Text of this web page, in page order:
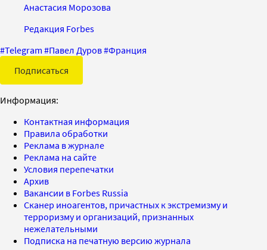
Анастасия Морозова
Редакция Forbes
#Telegram #Павел Дуров#Франция
Подписаться
Информация:
Контактная информация
Правила обработки
Реклама в журнале
Реклама на сайте
Условия перепечатки
Архив
Вакансии в Forbes Russia
Сканер иноагентов, причастных к экстремизму и
терроризму и организаций, признанных
нежелательными
Подписка на печатную версию журнала